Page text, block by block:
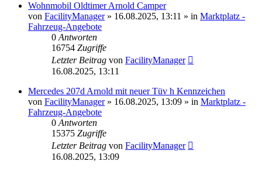
Wohnmobil Oldtimer Arnold Camper
von FacilityManager» 16.08.2025, 13:11 » in Marktplatz -
Fahrzeug-Angebote
0Antworten
16754 Zugriffe
Letzter Beitrag von FacilityManager
16.08.2025, 13:11
Mercedes 207d Arnold mit neuer Tüv h Kennzeichen
von FacilityManager» 16.08.2025, 13:09 » in Marktplatz -
Fahrzeug-Angebote
0Antworten
15375 Zugriffe
Letzter Beitrag von FacilityManager
16.08.2025, 13:09